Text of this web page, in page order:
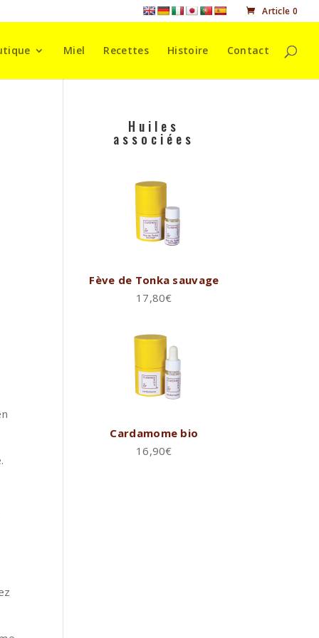
Article 0
Miel Recettes Histoire Contact
Huiles
associées
Fève de Tonka sauvage
17,80€
Cardamome bio
16,90€